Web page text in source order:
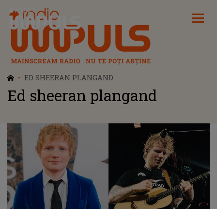
Radio Impuls
ED SHEERAN PLANGAND
Ed sheeran plangand